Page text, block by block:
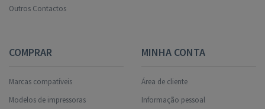
Outros Contactos
COMPRAR
Marcas compatíveis
Modelos de impressoras
MINHA CONTA
Área de cliente
Informação pessoal